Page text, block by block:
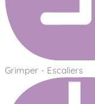
Grimper - Escaliers